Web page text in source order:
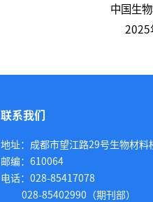
中国生
2025
联系我们
地址：成都市望江路29号生物材料
邮编：610064
电话：028-85417078
028-85402990（期刊部）